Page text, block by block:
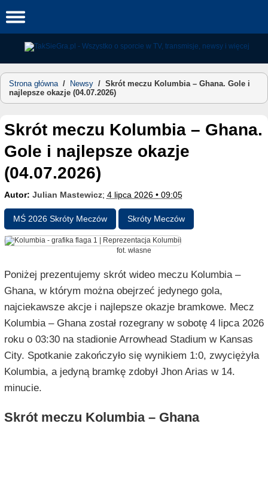
to
Strona główna/ Newsy / Skrót meczu Kolumbia – Ghana. Gole i
najlepsze okazje (04.07.2026)
Skrót meczu Kolumbia – Ghana.
Gole i najlepsze okazje
(04.07.2026)
Autor: Julian Mastewicz; 4 lipca 2026 • 09:05
MŚ 2026 Skróty Meczów Skróty Meczów
fot. własne
Poniżej prezentujemy skrót wideo meczu Kolumbia –
Ghana, w którym można obejrzeć jedynego gola,
najciekawsze akcje i najlepsze okazje bramkowe. Mecz
Kolumbia – Ghana został rozegrany w sobotę 4 lipca 2026
roku o 03:30 na stadionie Arrowhead Stadium w Kansas
City. Spotkanie zakończyło się wynikiem 1:0, zwyciężyła
Kolumbia, a jedyną bramkę zdobył Jhon Arias w 14.
minucie.
Skrót meczu Kolumbia – Ghana